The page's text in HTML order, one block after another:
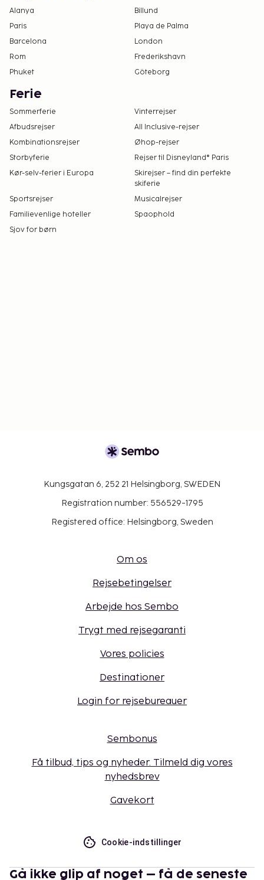
Alanya
Billund
Paris
Playa de Palma
Barcelona
London
Rom
Frederikshavn
Phuket
Göteborg
Ferie
Sommerferie
Vinterrejser
Afbudsrejser
All Inclusive-rejser
Kombinationsrejser
Øhop-rejser
Storbyferie
Rejser til Disneyland® Paris
Kør-selv-ferier i Europa
Skirejser – find din perfekte
skiferie
Sportsrejser
Musicalrejser
Familievenlige hoteller
Spaophold
Sjov for børn
Kungsgatan 6, 252 21 Helsingborg, SWEDEN
Registration number: 556529-1795
Registered office: Helsingborg, Sweden
Om os
Rejsebetingelser
Arbejde hos Sembo
Trygt med rejsegaranti
Vores policies
Destinationer
Login for rejsebureauer
Sembonus
Få tilbud, tips og nyheder. Tilmeld dig vores
nyhedsbrev
Gavekort
Cookie-indstillinger
Gå ikke glip af noget – få de seneste